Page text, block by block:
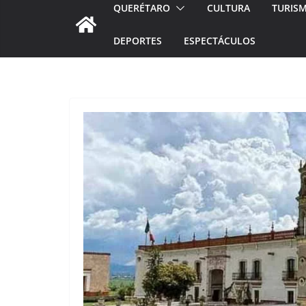
QUERÉTARO CULTURA
DEPORTES ESPECTÁCULOS